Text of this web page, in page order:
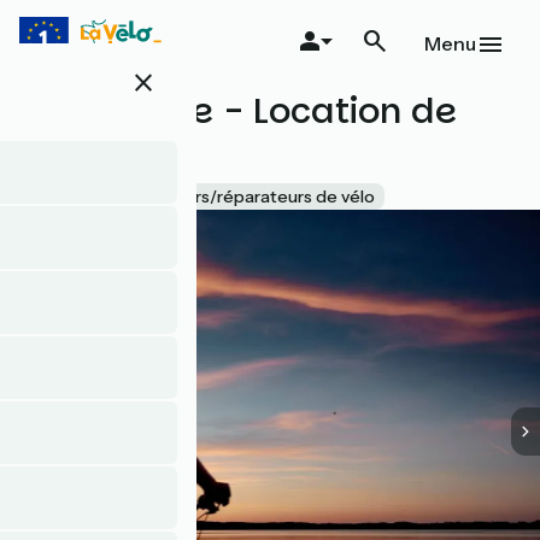
Aller
close
Menu
La Cyclerie - Location de
Loueurs/réparateurs de vélo